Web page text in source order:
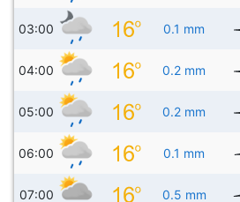
03:00 0.1 mm
04:00 0.2 mm
05:00 0.2 mm
06:00 0.1 mm
07:00 0.5 mm